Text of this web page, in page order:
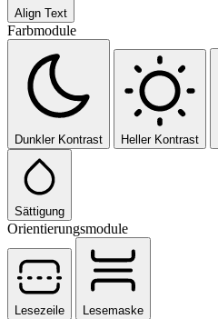
Align Text
Farbmodule
Dunkler Kontrast Heller Kontrast
Sättigung
Orientierungsmodule
Lesezeile
Lesemaske